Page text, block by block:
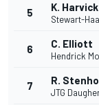
5 K. Harvick
Stewart-
6 C. Elliott
Hendrick
7 R.
JTG